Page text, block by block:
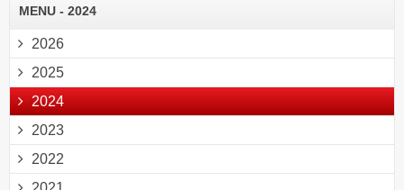
MENU - 2024
2026
2025
2024
2023
2022